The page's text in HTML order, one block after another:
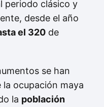
periodo clásico y
desde el año
el 320 de
se han
ocupación maya
la población